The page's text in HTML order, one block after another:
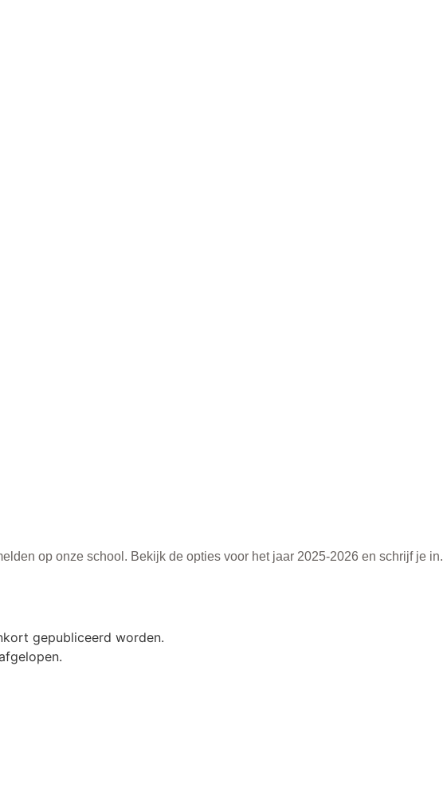
op onze school. Bekijk de opties voor het jaar 2025-2026 en schrijf je in.
gepubliceerd worden.